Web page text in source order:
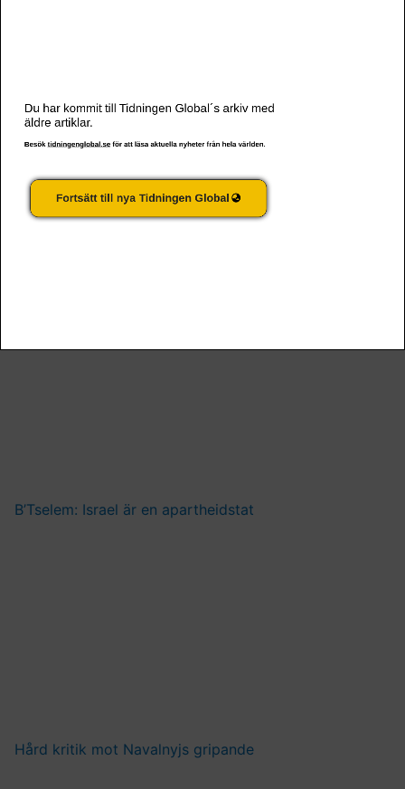
B’Tselem: Israel är en apartheidstat
Hård kritik mot Navalnyjs gripande
Du har kommit till Tidningen Global´s arkiv med
äldre artiklar.
Besök tidningenglobal.se för att läsa aktuella nyheter från hela världen.
Fortsätt till nya Tidningen Global